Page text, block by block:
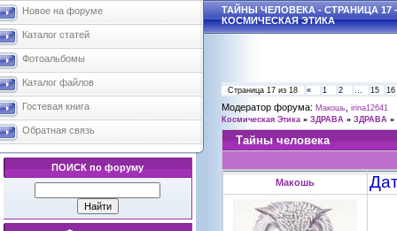
Новое на форуме
Каталог статей
Фотоальбомы
Каталог файлов
Гостевая книга
Обратная связь
ПОИСК по форуму
ТАЙНЫ ЧЕЛОВЕКА - СТРАНИЦА 17 -
КОСМИЧЕСКАЯ ЭТИКА
Страница 17 из 18 « 1 2 … 15 16
Модератор форума: Макошь irina12641
Космическая Этика » ЗДРАВА » ЗДРАВА »
Тайны человека
Макошь